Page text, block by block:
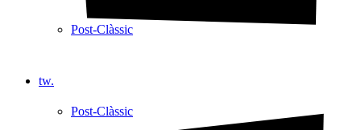
Post-Clàssic
Post-Clàssic
tw.